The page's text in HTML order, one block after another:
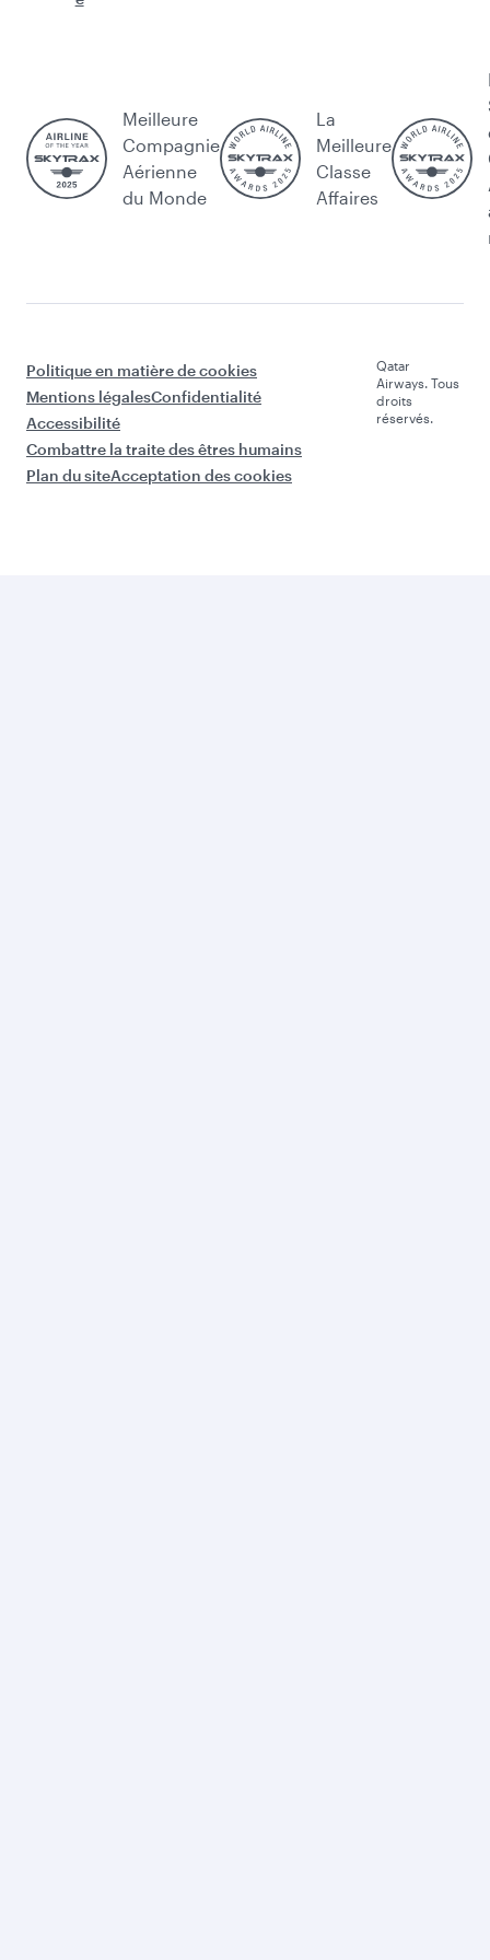
Meilleure
Compagnie
Aérienne
du Monde
La
Meilleure
Classe
Affaires
Politique en matière de cookies
Mentions légalesConfidentialité
Accessibilité
Combattre la traite des êtres humains
Plan du siteAcceptation des cookies
Qatar
Airways. Tous
droits
réservés.